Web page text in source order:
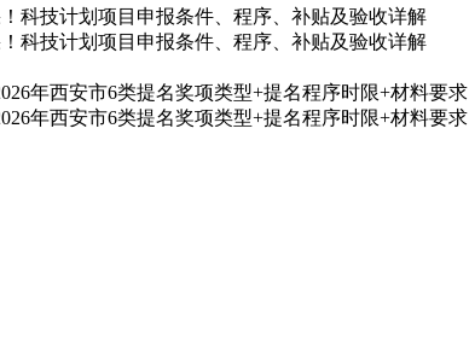
科技计划项目申报条件、程序、补贴及验收详解
科技计划项目申报条件、程序、补贴及验收详解
年西安市6类提名奖项类型+提名程序时限+材料要求
年西安市6类提名奖项类型+提名程序时限+材料要求